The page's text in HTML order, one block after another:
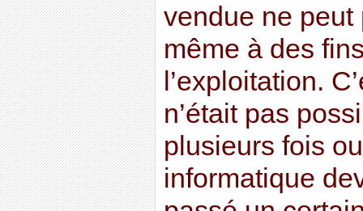
vendue ne
même à des
l’exploitation.
n’était pas
plusieurs fois
informatique